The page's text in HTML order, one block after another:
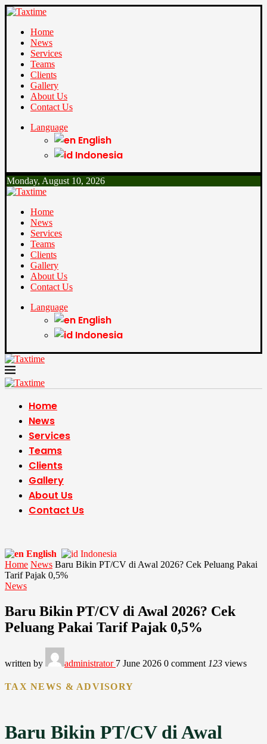
Home
News
Services
Teams
Clients
Gallery
About Us
Contact Us
Language
English
Indonesia
Monday, August 10, 2026
Home
News
Services
Teams
Clients
Gallery
About Us
Contact Us
Language
English
Indonesia
Home
News
Services
Teams
Clients
Gallery
About Us
Contact Us
English
Indonesia
Home News Baru Bikin PT/CV di Awal 2026? Cek Peluang Pakai
Tarif Pajak 0,5%
News
Baru Bikin PT/CV di Awal 2026? Cek
Peluang Pakai Tarif Pajak 0,5%
written by administrator 7 June 2026 0 comment 123 views
TAX NEWS & ADVISORY
Baru Bikin PT/CV di Awal